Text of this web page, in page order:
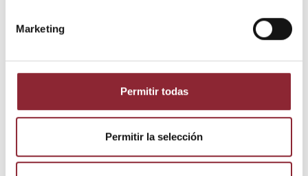
Marketing
Permitir todas
Permitir la selección